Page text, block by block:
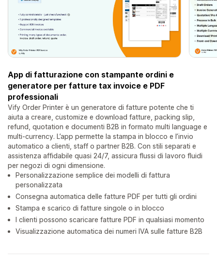
App di fatturazione con stampante ordini e
generatore per fatture tax invoice e PDF
professionali
Vify Order Printer è un generatore di fatture potente che ti
aiuta a creare, customize e download fatture, packing slip,
refund, quotation e documenti B2B in formato multi language e
multi-currency. L’app permette la stampa in blocco e l’invio
automatico a clienti, staff o partner B2B. Con stili separati e
assistenza affidabile quasi 24/7, assicura flussi di lavoro fluidi
per negozi di ogni dimensione.
Personalizzazione semplice dei modelli di fattura
personalizzata
Consegna automatica delle fatture PDF per tutti gli ordini
Stampa e scarico di fatture singole o in blocco
I clienti possono scaricare fatture PDF in qualsiasi momento
Visualizzazione automatica dei numeri IVA sulle fatture B2B